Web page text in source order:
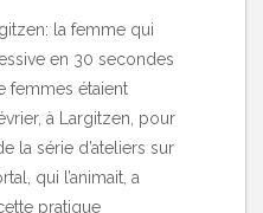
la femme qui
en 30 secondes
femmes étaient
à Largitzen, pour
la série d’ateliers sur
qui l’animait, a
pratique